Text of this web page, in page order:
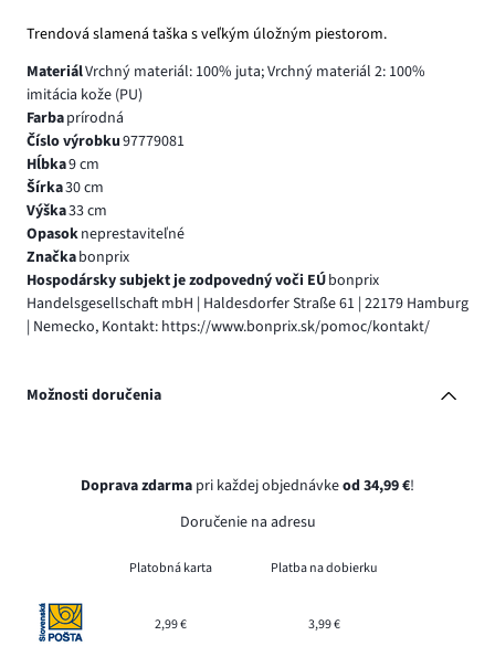
Trendová slamená taška s veľkým úložným piestorom.
MateriálVrchný materiál: 100% juta; Vrchný materiál 2: 100%
imitácia kože (PU)
Farbaprírodná
Číslo výrobku97779081
Hĺbka9 cm
Šírka30 cm
Výška33 cm
Opasokneprestaviteľné
Značkabonprix
Hospodársky subjekt je zodpovedný voči EÚbonprix
Handelsgesellschaft mbH | Haldesdorfer Straße 61 | 22179 Hamburg
| Nemecko, Kontakt: https://www.bonprix.sk/pomoc/kontakt/
Možnosti doručenia
Doprava zdarma pri každej objednávkeod 34,99 €!
Doručenie na adresu
Platobná karta Platba na dobierku
2,99 € 3,99 €